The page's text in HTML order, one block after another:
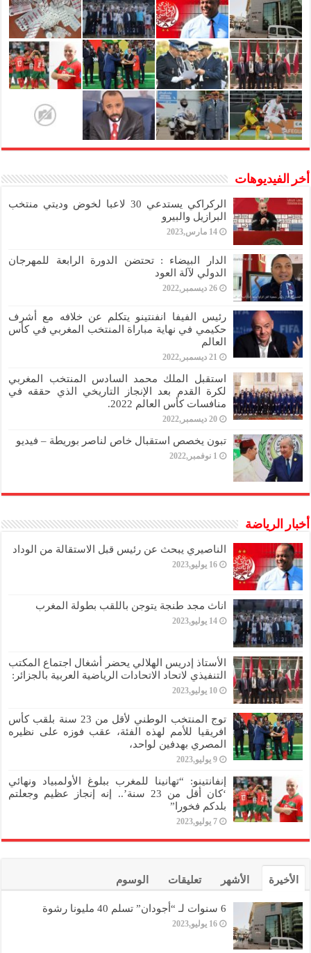
أخر الفيديوهات
الركراكي يستدعي 30 لاعبا لخوض وديتي منتخب
البرازيل والبيرو
14 مارس,2023
الدار البيضاء : تحتضن الدورة الرابعة للمهرجان
الدولي لآلة العود
26 ديسمبر,2022
رئيس الفيفا انفنتينو يتكلم عن خلافه مع أشرف
حكيمي في نهاية مباراة المنتخب المغربي في كأس
العالم
21 ديسمبر,2022
استقبل الملك محمد السادس المنتخب المغربي
لكرة القدم بعد الإنجاز التاريخي الذي حققه في
منافسات كأس العالم 2022.
20 ديسمبر,2022
تبون يخصص استقبال خاص لناصر بوريطة – فيديو
1 نوفمبر,2022
أخبار الرياضة
الناصيري يبحث عن رئيس قبل الاستقالة من الوداد
16 يوليو,2023
اناث مجد طنجة يتوجن باللقب بطولة المغرب
14 يوليو,2023
الأستاذ إدريس الهلالي يحضر أشغال اجتماع المكتب
التنفيذي لاتحاد الاتحادات الرياضية العربية بالجزائر:
10 يوليو,2023
توج المنتخب الوطني لأقل من 23 سنة بلقب كأس
افريقيا للأمم لهذه الفئة، عقب فوزه على نظيره
المصري بهدفين لواحد،
9 يوليو,2023
إنفانتينو: “تهانينا للمغرب ببلوغ الأولمبياد ونهائي
‘كان أقل من 23 سنة’.. إنه إنجاز عظيم وجعلتم
بلدكم فخورا”
7 يوليو,2023
الأخيرة الأشهر تعليقات الوسوم
6 سنوات لـ “أجودان” تسلم 40 مليونا رشوة
16 يوليو,2023